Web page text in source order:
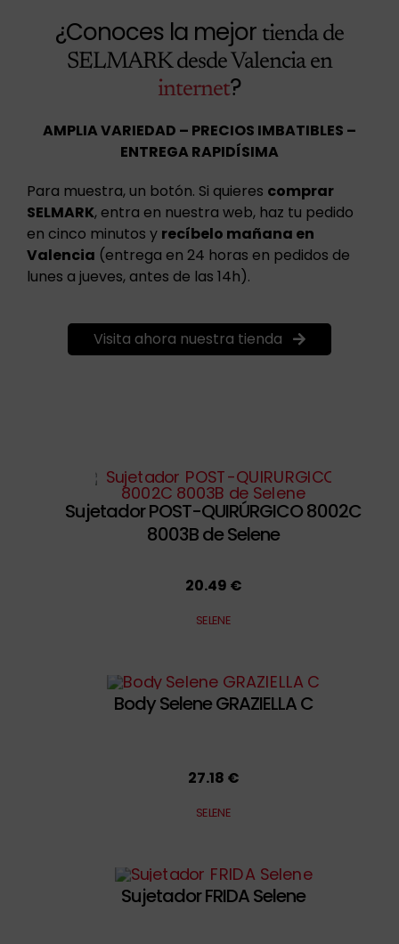
¿Conoces la mejor tienda de
SELMARK desde Valencia en
internet?
AMPLIA VARIEDAD – PRECIOS IMBATIBLES –
ENTREGA RAPIDÍSIMA
Para muestra, un botón. Si quieres comprar
SELMARK, entra en nuestra web, haz tu pedido
en cinco minutos y recíbelo mañana en
Valencia (entrega en 24 horas en pedidos de
lunes a jueves, antes de las 14h).
Visita ahora nuestra tienda
Sujetador POST-QUIRÚRGICO 8002C
8003B de Selene
20.49 €
SELENE
Body Selene GRAZIELLA C
27.18 €
SELENE
Sujetador FRIDA Selene